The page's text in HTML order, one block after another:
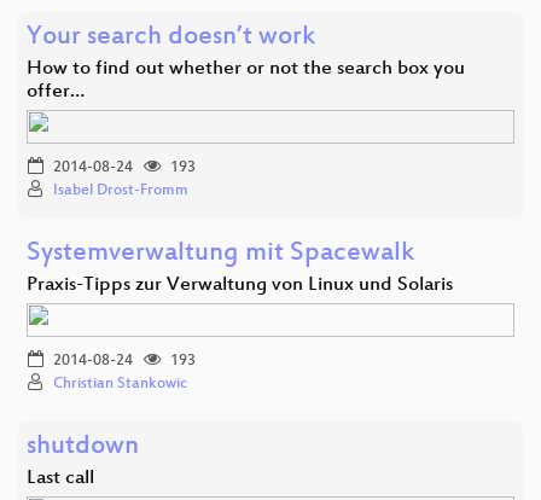
Your search doesn’t work
How to find out whether or not the search box you
offer…
2014-08-24
193
Isabel Drost-Fromm
Systemverwaltung mit Spacewalk
Praxis-Tipps zur Verwaltung von Linux und Solaris
2014-08-24
193
Christian Stankowic
shutdown
Last call